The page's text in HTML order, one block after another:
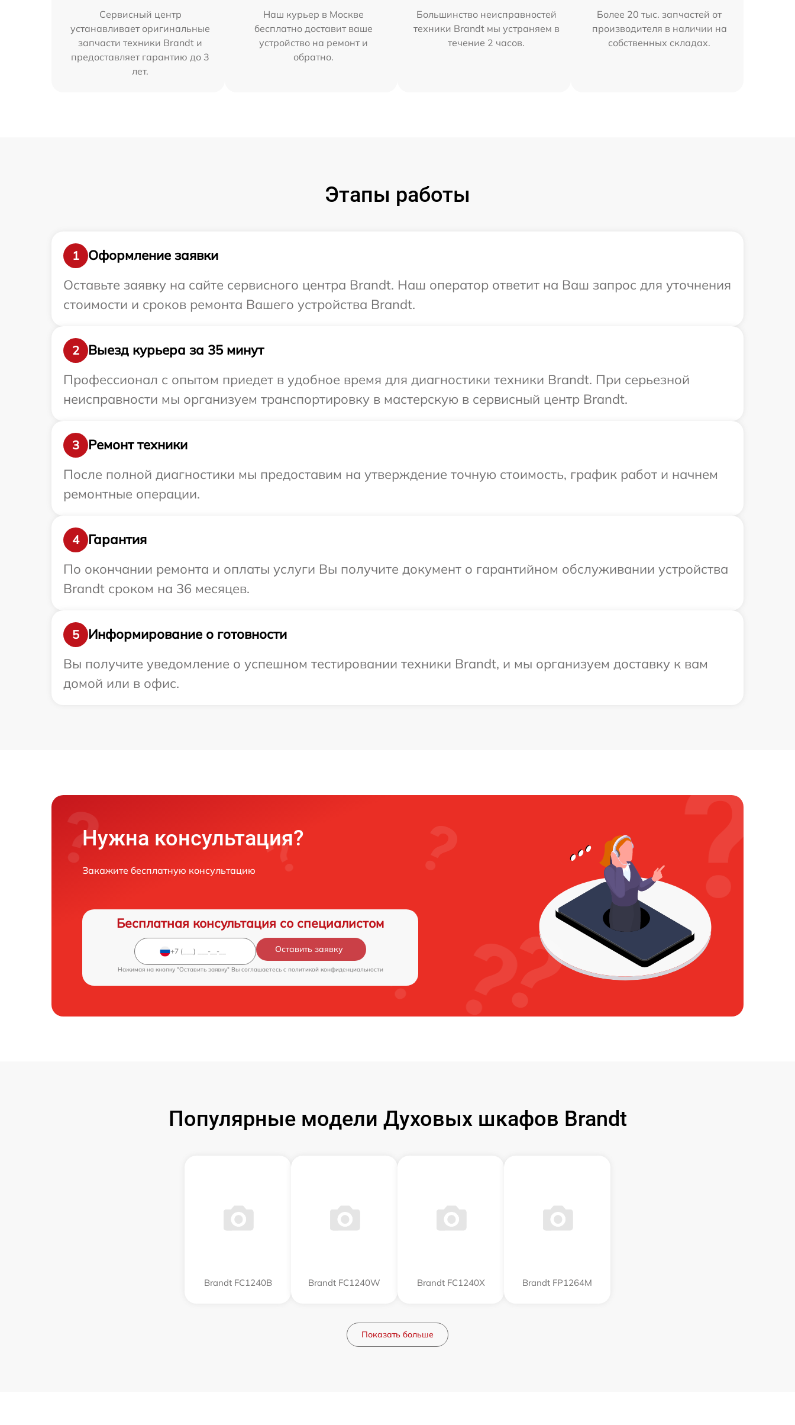
Сервисный центр
устанавливает оригинальные
запчасти техники Brandt и
предоставляет гарантию до 3
лет.
Наш курьер в Москве
бесплатно доставит ваше
устройство на ремонт и
обратно.
Большинство неисправностей
техники Brandt мы устраняем в
течение 2 часов.
Более 20 тыс. запчастей от
производителя в наличии на
собственных складах.
Этапы работы
1
Оформление заявки
Оставьте заявку на сайте сервисного центра Brandt. Наш оператор ответит на Ваш запрос для уточнения
стоимости и сроков ремонта Вашего устройства Brandt.
2
Выезд курьера за 35 минут
Профессионал с опытом приедет в удобное время для диагностики техники Brandt. При серьезной
неисправности мы организуем транспортировку в мастерскую в сервисный центр Brandt.
3
Ремонт техники
После полной диагностики мы предоставим на утверждение точную стоимость, график работ и начнем
ремонтные операции.
4
Гарантия
По окончании ремонта и оплаты услуги Вы получите документ о гарантийном обслуживании устройства
Brandt сроком на 36 месяцев.
5
Информирование о готовности
Вы получите уведомление о успешном тестировании техники Brandt, и мы организуем доставку к вам
домой или в офис.
Нужна консультация?
Закажите бесплатную консультацию
Бесплатная консультация со специалистом
Оставить заявку
Нажимая на кнопку "Оставить заявку" Вы соглашаетесь c политикой конфиденциальности
Популярные модели Духовых шкафов Brandt
Brandt FC1240B Brandt FC1240W Brandt FC1240X Brandt FP1264M
Показать больше